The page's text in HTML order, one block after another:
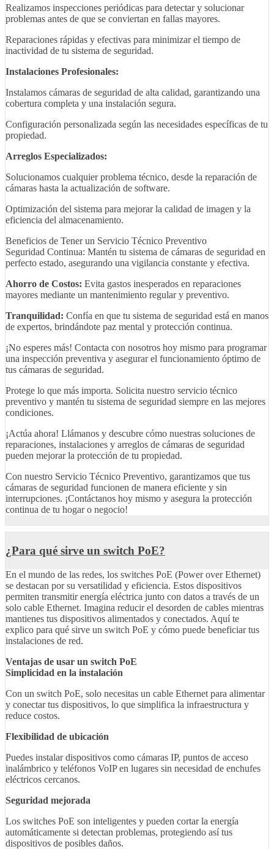
Realizamos inspecciones periódicas para detectar y solucionar
problemas antes de que se conviertan en fallas mayores.
Reparaciones rápidas y efectivas para minimizar el tiempo de
inactividad de tu sistema de seguridad.
Instalaciones Profesionales:
Instalamos cámaras de seguridad de alta calidad, garantizando una
cobertura completa y una instalación segura.
Configuración personalizada según las necesidades específicas de tu
propiedad.
Arreglos Especializados:
Solucionamos cualquier problema técnico, desde la reparación de
cámaras hasta la actualización de software.
Optimización del sistema para mejorar la calidad de imagen y la
eficiencia del almacenamiento.
Beneficios de Tener un Servicio Técnico Preventivo
Seguridad Continua: Mantén tu sistema de cámaras de seguridad en
perfecto estado, asegurando una vigilancia constante y efectiva.
Ahorro de Costos: Evita gastos inesperados en reparaciones
mayores mediante un mantenimiento regular y preventivo.
Tranquilidad: Confía en que tu sistema de seguridad está en manos
de expertos, brindándote paz mental y protección continua.
¡No esperes más! Contacta con nosotros hoy mismo para programar
una inspección preventiva y asegurar el funcionamiento óptimo de
tus cámaras de seguridad.
Protege lo que más importa. Solicita nuestro servicio técnico
preventivo y mantén tu sistema de seguridad siempre en las mejores
condiciones.
¡Actúa ahora! Llámanos y descubre cómo nuestras soluciones de
reparaciones, instalaciones y arreglos de cámaras de seguridad
pueden mejorar la protección de tu propiedad.
Con nuestro Servicio Técnico Preventivo, garantizamos que tus
cámaras de seguridad funcionen de manera eficiente y sin
interrupciones. ¡Contáctanos hoy mismo y asegura la protección
continua de tu hogar o negocio!
¿Para qué sirve un switch PoE?
En el mundo de las redes, los switches PoE (Power over Ethernet)
se destacan por su versatilidad y eficiencia. Estos dispositivos
permiten transmitir energía eléctrica junto con datos a través de un
solo cable Ethernet. Imagina reducir el desorden de cables mientras
mantienes tus dispositivos alimentados y conectados. Aquí te
explico para qué sirve un switch PoE y cómo puede beneficiar tus
instalaciones de red.
Ventajas de usar un switch PoE
Simplicidad en la instalación
Con un switch PoE, solo necesitas un cable Ethernet para alimentar
y conectar tus dispositivos, lo que simplifica la infraestructura y
reduce costos.
Flexibilidad de ubicación
Puedes instalar dispositivos como cámaras IP, puntos de acceso
inalámbrico y teléfonos VoIP en lugares sin necesidad de enchufes
eléctricos cercanos.
Seguridad mejorada
Los switches PoE son inteligentes y pueden cortar la energía
automáticamente si detectan problemas, protegiendo así tus
dispositivos de posibles daños.